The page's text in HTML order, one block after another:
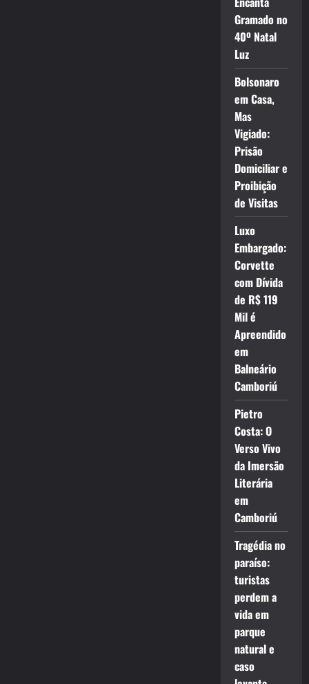
Gramado no
40º Natal
Luz
Bolsonaro
em Casa,
Mas
Vigiado:
Prisão
Domiciliar e
Proibição
de Visitas
Luxo
Embargado:
Corvette
com Dívida
de R$ 119
Mil é
Apreendido
em
Balneário
Camboriú
Pietro
Costa: O
Verso Vivo
da Imersão
Literária
em
Camboriú
Tragédia no
paraíso:
turistas
perdem a
vida em
parque
natural e
caso